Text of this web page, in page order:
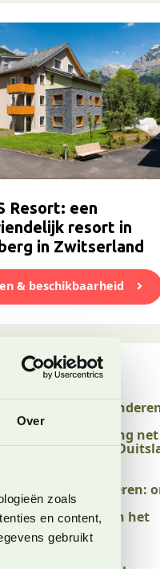
Over
zoals
en content,
gebruikt
Resort: een
resort in
in Zwitserland
& beschikbaarheid
laatste blogs
Willingen met
een perfecte
gezinsbestemming net
over de grens in
Rauris met kinderen:
tips voor een
zomervakantie in het
Raurisertal
26 juli 2026